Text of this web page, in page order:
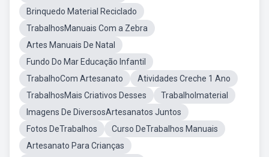
Brinquedo Material Reciclado
TrabalhosManuais Com a Zebra
Artes Manuais De Natal
Fundo Do Mar Educação Infantil
TrabalhoCom Artesanato
Atividades Creche 1 Ano
TrabalhosMais Criativos Desses
TrabalhoImaterial
Imagens De DiversosArtesanatos Juntos
Fotos DeTrabalhos
Curso DeTrabalhos Manuais
Artesanato Para Crianças